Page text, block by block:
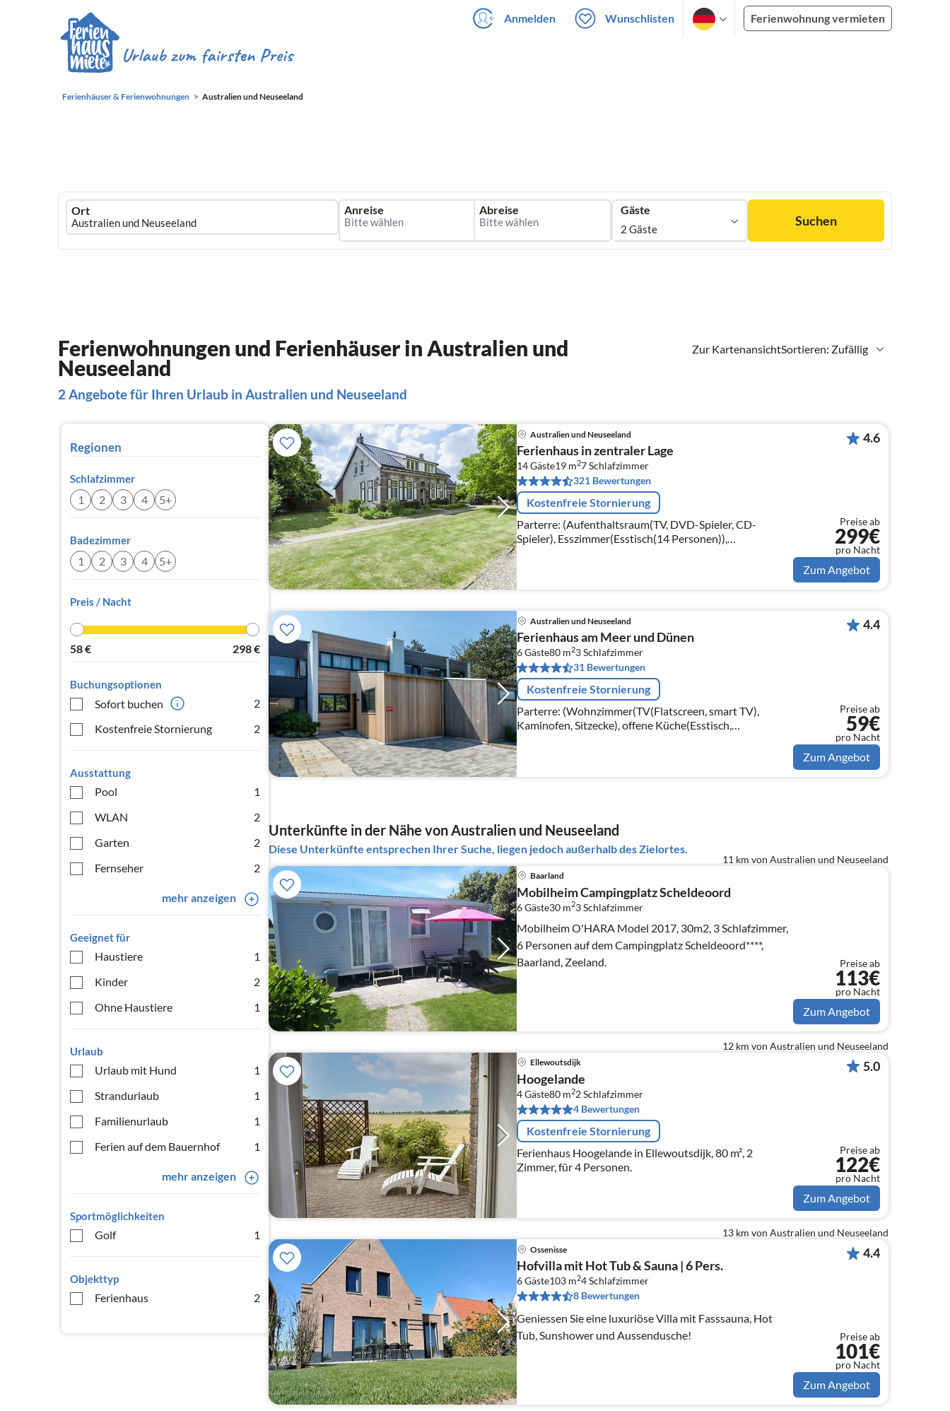
Anmelden Wunschlisten Ferienwohnung vermieten
Ferienhäuser & Ferienwohnungen Australien und Neuseeland
Ferienhausmiete
logo
Ort Anreise Abreise Gäste
2 Gäste
Suchen
Zur KartenansichtSortieren: Zufällig
Ferienwohnungen und Ferienhäuser in Australien und
Neuseeland
2 Angebote für Ihren Urlaub in Australien und Neuseeland
Regionen
Schlafzimmer
1 2 3 4 5+
Badezimmer
1 2 3 4 5+
Preis / Nacht
58€ 298€
Buchungsoptionen
Sofort buchen
2
Kostenfreie Stornierung
2
Ausstattung
Pool
1
WLAN
2
Garten
2
Fernseher
2
mehr anzeigen
Geeignet für
Haustiere
1
Kinder
2
Ohne Haustiere
1
Urlaub
Urlaub mit Hund
1
Strandurlaub
1
Familienurlaub
1
Ferien auf dem Bauernhof
1
mehr anzeigen
Sportmöglichkeiten
Golf 1
Objekttyp
Ferienhaus 2
Australien und Neuseeland
Ferienhaus in zentraler Lage
14 Gäste19 m27Schlafzimmer
321 Bewertungen
Kostenfreie Stornierung
Parterre: (Aufenthaltsraum(TV, DVD-Spieler, CD-
Spieler), Esszimmer(Esstisch(14 Personen)),
Wohnküche(Kaffeemaschine(Filter, pads)
4.6
Preise ab
299€
pro Nacht
Zum Angebot
Australien und Neuseeland
Ferienhaus am Meer und Dünen
6 Gäste80 m23Schlafzimmer
31 Bewertungen
Kostenfreie Stornierung
Parterre: (Wohnzimmer(TV(Flatscreen, smart TV),
Kaminofen, Sitzecke), offene Küche(Esstisch,
Wasserkocher, Toaster, Kochherd(Gas),
Kaffeemaschine(cups, Filter)
4.4
Preise ab
59€
pro Nacht
Zum Angebot
Unterkünfte in der Nähe von Australien und Neuseeland
Diese Unterkünfte entsprechen Ihrer Suche, liegen jedoch außerhalb des Zielortes.
11 km von Australien und Neuseeland
Baarland
Mobilheim Campingplatz Scheldeoord
6 Gäste30 m23Schlafzimmer
Mobilheim O'HARA Model 2017, 30m2, 3 Schlafzimmer,
6 Personen auf dem Campingplatz Scheldeoord****,
Baarland, Zeeland.
Preise ab
113€
pro Nacht
Zum Angebot
12 km von Australien und Neuseeland
Ellewoutsdijk
Hoogelande
4 Gäste80 m22Schlafzimmer
4 Bewertungen
Kostenfreie Stornierung
Ferienhaus Hoogelande in Ellewoutsdijk, 80 m², 2
Zimmer, für 4 Personen.
5.0
Preise ab
122€
pro Nacht
Zum Angebot
13 km von Australien und Neuseeland
Ossenisse
Hofvilla mit Hot Tub & Sauna | 6 Pers.
6 Gäste103 m24Schlafzimmer
8 Bewertungen
Geniessen Sie eine luxuriöse Villa mit Fasssauna, Hot
Tub, Sunshower und Aussendusche!
4.4
Preise ab
101€
pro Nacht
Zum Angebot